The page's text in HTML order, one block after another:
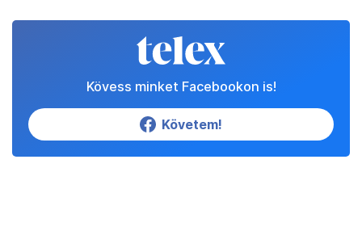
Kövess minket Facebookon is!
Követem!